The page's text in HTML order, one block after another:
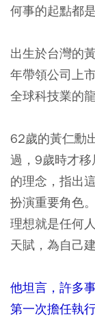
何事的起點都
出生於台灣的
年帶領公司上
全球科技業的龍
62歲的黃仁勳
過，9歲時才移
的理念，指出
扮演重要角色
理想就是任何
天賦，為自己
他坦言，許多
第一次擔任執